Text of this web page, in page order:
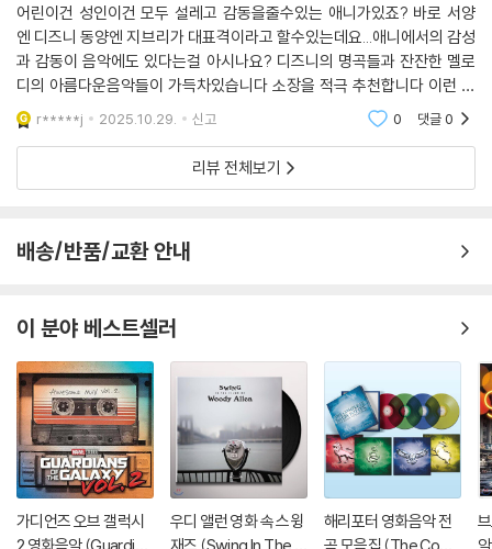
어린이건 성인이건 모두 설레고 감동을줄수있는 애니가있죠? 바로 서양
엔 디즈니 동양엔 지브리가 대표격이라고 할수있는데요...애니에서의 감성
과 감동이 음악에도 있다는걸 아시나요? 디즈니의 명곡들과 잔잔한 멜로
디의 아름다운음악들이 가득차있습니다 소장을 적극 추천합니다 이런 음
반은 2대 3대 후손들까지 물려줄수있는 좋은 템 입니다
r*****j 2025.10.29. 신고 0 댓글0
리뷰 전체보기
배송/반품/교환 안내
이 분야 베스트셀러
가디언즈 오브 갤럭시
2 영화음악 (Guardian
우디 앨런 영화 속 스윙
재즈 (Swing In The Fil
해리포터 영화음악 전
곡 모음집 (The Com